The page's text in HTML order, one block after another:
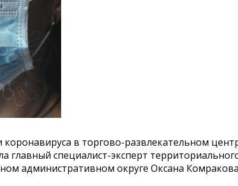
в торгово-развлекательном
специалист-эксперт
административном округе Оксана